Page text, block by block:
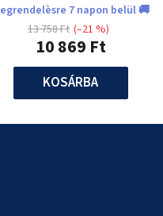
7 napon belül 🚚
10 869 Ft
13 758 Ft (–21 %)
KOSÁRBA